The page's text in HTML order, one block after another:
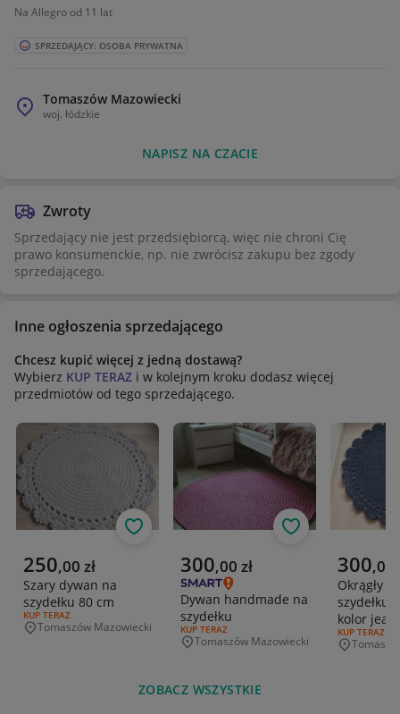
Na Allegro od 11 lat
SPRZEDAJĄCY: OSOBA PRYWATNA
Tomaszów Mazowiecki
woj. łódzkie
NAPISZ NA CZACIE
Zwroty
Sprzedający nie jest przedsiębiorcą, więc nie chroni Cię
prawo konsumenckie, np. nie zwrócisz zakupu bez zgody
sprzedającego.
Inne ogłoszenia sprzedającego
Chcesz kupić więcej z jedną dostawą?
Wybierz KUP TERAZ i w kolejnym kroku dodasz więcej
przedmiotów od tego sprzedającego.
Aktualna cena
250,00 zł
Szary dywan na
szydełku 80 cm
RODZAJ OFERTY:
KUP TERAZ
Miejscowość
Tomaszów Mazowiecki
Obserwuj
Aktualna cena
300,00 zł
Dywan handmade na
szydełku
RODZAJ OFERTY:
KUP TERAZ
Miejscowość
Tomaszów Mazowiecki
Obserwuj
Aktualna
300,00
Okrągły
szydełku
kolor
RODZAJ
KUP TERAZ
ZOBACZ WSZYSTKIE